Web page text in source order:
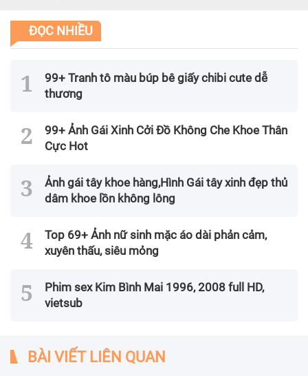
ĐỌC NHIỀU
99+ Tranh tô màu búp bê giấy chibi cute dễ
thương
99+ Ảnh Gái Xinh Cởi Đồ Không Che Khoe Thân
Cực Hot
Ảnh gái tây khoe hàng,Hình Gái tây xinh đẹp thủ
dâm khoe lồn không lông
Top 69+ Ảnh nữ sinh mặc áo dài phản cảm,
xuyên thấu, siêu mỏng
Phim sex Kim Bình Mai 1996, 2008 full HD,
vietsub
BÀI VIẾT LIÊN QUAN